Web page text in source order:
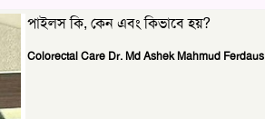
পাইলস কি, কেন এবং কিভাবে হয়?
Colorectal Care Dr. Md Ashek Mahmud Ferdaus